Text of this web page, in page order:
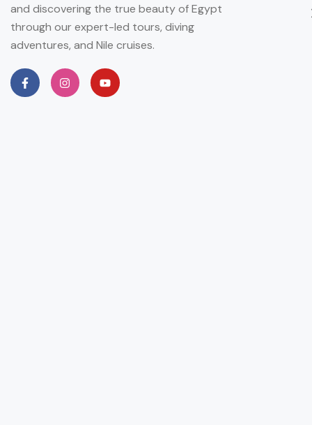
and discovering the true beauty of Egypt
through our expert-led tours, diving
adventures, and Nile cruises.